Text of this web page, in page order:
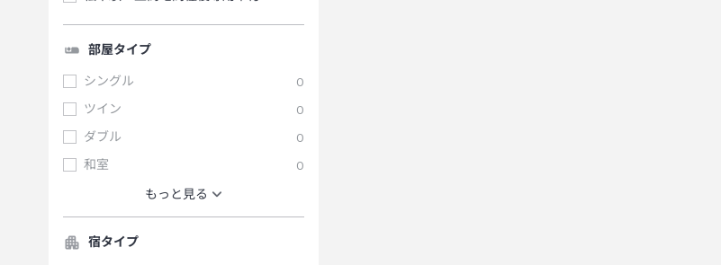
部屋タイプ
シングル
0
ツイン
0
ダブル
0
和室
0
もっと見る
宿タイプ